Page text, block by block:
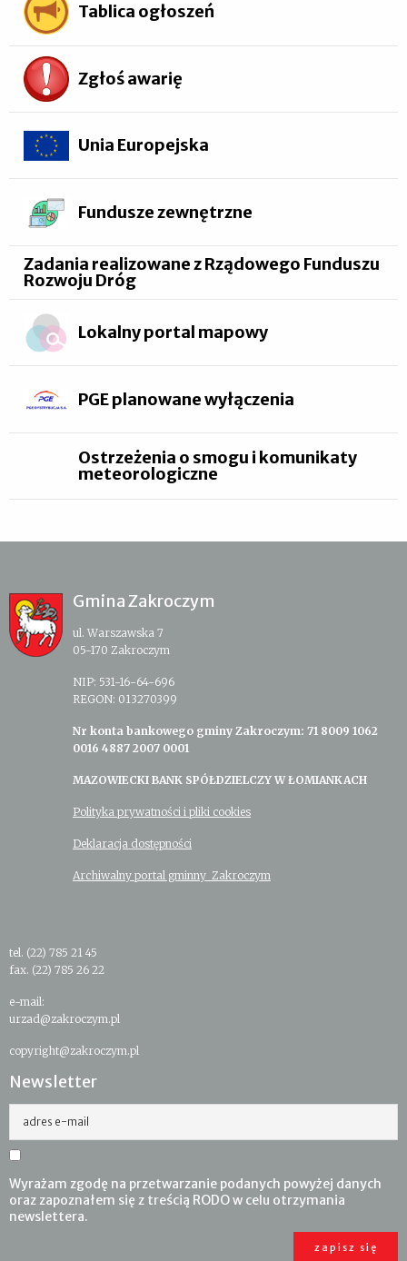
Tablica ogłoszeń
Zgłoś awarię
Unia Europejska
Fundusze zewnętrzne
Zadania realizowane z Rządowego Funduszu
Rozwoju Dróg
Lokalny portal mapowy
PGE planowane wyłączenia
Ostrzeżenia o smogu i komunikaty
meteorologiczne
Gmina Zakroczym
ul. Warszawska 7
05-170 Zakroczym
NIP: 531-16-64-696
REGON: 013270399
Nr konta bankowego gminy Zakroczym: 71 8009 1062
0016 4887 2007 0001
MAZOWIECKI BANK SPÓŁDZIELCZY W ŁOMIANKACH
Polityka prywatności i pliki cookies
Deklaracja dostępności
Archiwalny portal gminny Zakroczym
tel. (22) 785 21 45
fax. (22) 785 26 22
e-mail:
urzad@zakroczym.pl
copyright@zakroczym.pl
Newsletter
adres e-mail
Wyrażam zgodę na przetwarzanie podanych powyżej danych
oraz zapoznałem się z treścią RODO w celu otrzymania
newslettera.